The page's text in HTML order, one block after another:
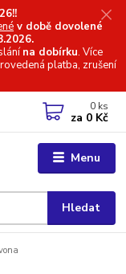
v době dovolené
na dobírku. Více
platba, zrušení
Menu
Hledat
0 ks
za 0 Kč